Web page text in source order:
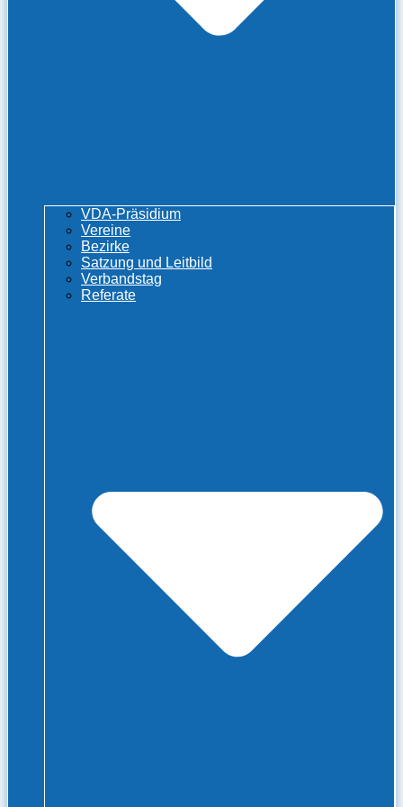
VDA-Präsidium
Vereine
Bezirke
Satzung und Leitbild
Verbandstag
Referate